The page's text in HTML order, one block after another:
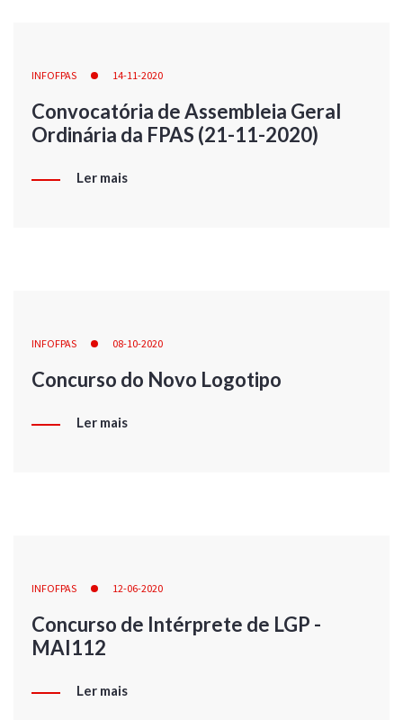
INFOFPAS 14-11-2020
Convocatória de Assembleia Geral
Ordinária da FPAS (21-11-2020)
Ler mais
INFOFPAS 08-10-2020
Concurso do Novo Logotipo
Ler mais
INFOFPAS 12-06-2020
Concurso de Intérprete de LGP -
MAI112
Ler mais